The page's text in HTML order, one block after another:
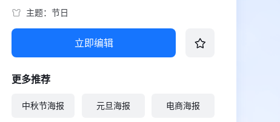
主题：节日
立即编辑
更多推荐
中秋节海报 元旦海报 电商海报